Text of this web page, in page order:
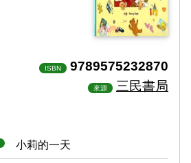
ISBN 9789575232870
來源 三民書局
小莉的一天